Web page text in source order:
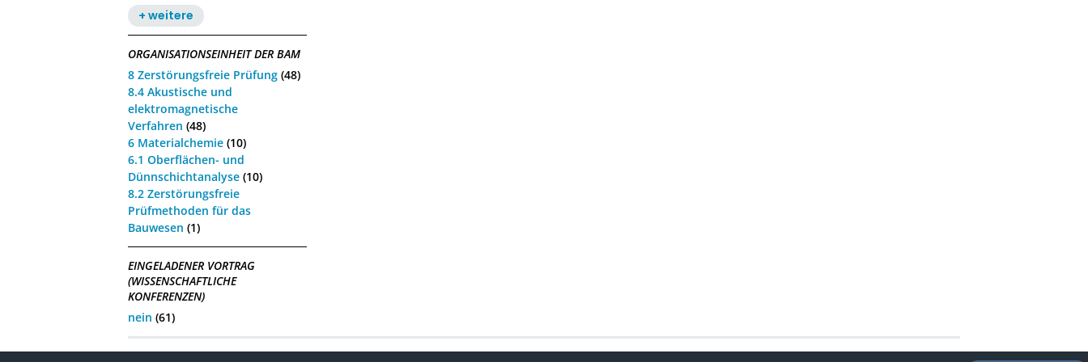
+ weitere
ORGANISATIONSEINHEIT DER BAM
8 Zerstörungsfreie Prüfung (48)
8.4 Akustische und
elektromagnetische
Verfahren (48)
6 Materialchemie (10)
6.1 Oberflächen- und
Dünnschichtanalyse (10)
8.2 Zerstörungsfreie
Prüfmethoden für das
Bauwesen (1)
EINGELADENER VORTRAG
(WISSENSCHAFTLICHE
KONFERENZEN)
nein (61)